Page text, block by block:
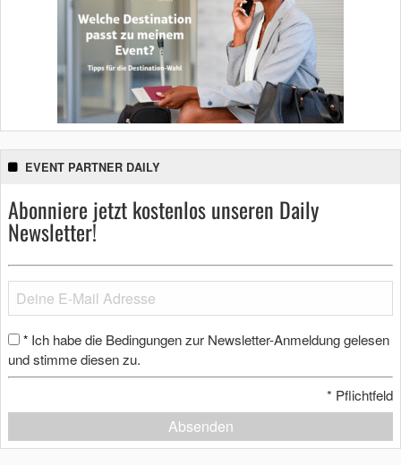
EVENT PARTNER DAILY
Abonniere jetzt kostenlos unseren Daily
Newsletter!
* Ich habe die Bedingungen zur Newsletter-Anmeldung gelesen
und stimme diesen zu.
* Pflichtfeld
Absenden